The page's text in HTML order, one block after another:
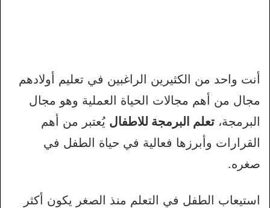
أنت واحد من الكثيرين الراغبين في تعليم أولادهم
مجال من أهم مجالات الحياة العملية وهو مجال
البرمجة، تعلم البرمجة للاطفال يُعتبر من أهم
القرارات وأبرزها فعالية في حياة الطفل في
صغره.
استيعاب الطفل في التعلم منذ الصغر يكون أكثر